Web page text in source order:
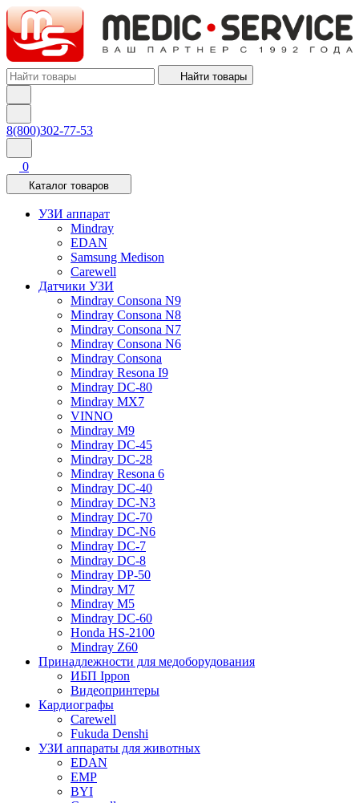
Найти товары
8(800)302-77-53
0
Каталог товаров
УЗИ аппарат
Mindray
EDAN
Samsung Medison
Carewell
Датчики УЗИ
Mindray Consona N9
Mindray Consona N8
Mindray Consona N7
Mindray Consona N6
Mindray Consona
Mindray Resona I9
Mindray DC-80
Mindray MX7
VINNO
Mindray M9
Mindray DC-45
Mindray DC-28
Mindray Resona 6
Mindray DC-40
Mindray DC-N3
Mindray DC-70
Mindray DC-N6
Mindray DC-7
Mindray DC-8
Mindray DP-50
Mindray M7
Mindray M5
Mindray DC-60
Honda HS-2100
Mindray Z60
Принадлежности для медоборудования
ИБП Ippon
Видеопринтеры
Кардиографы
Carewell
Fukuda Denshi
УЗИ аппараты для животных
EDAN
EMP
BYI